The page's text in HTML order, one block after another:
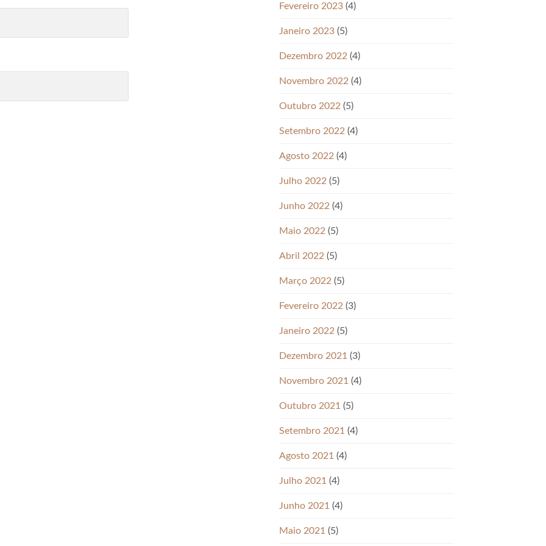
Fevereiro 2023 (4)
Janeiro 2023 (5)
Dezembro 2022 (4)
Novembro 2022 (4)
Outubro 2022 (5)
Setembro 2022 (4)
Agosto 2022 (4)
Julho 2022 (5)
Junho 2022 (4)
Maio 2022 (5)
Abril 2022 (5)
Março 2022 (5)
Fevereiro 2022 (3)
Janeiro 2022 (5)
Dezembro 2021 (3)
Novembro 2021 (4)
Outubro 2021 (5)
Setembro 2021 (4)
Agosto 2021 (4)
Julho 2021 (4)
Junho 2021 (4)
Maio 2021 (5)